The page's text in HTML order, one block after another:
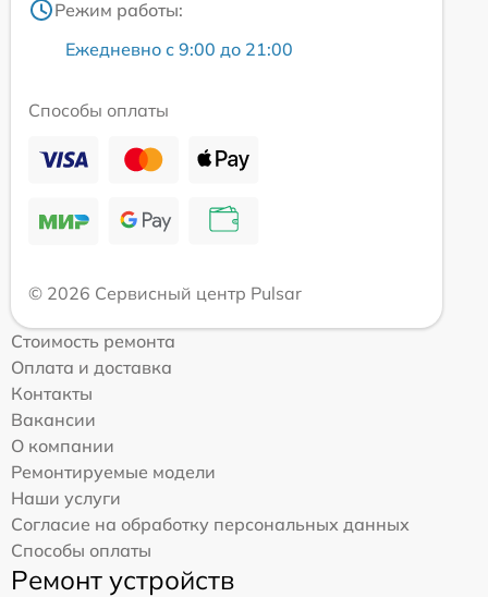
Режим работы:
Ежедневно с 9:00 до 21:00
Способы оплаты
© 2026 Сервисный центр Pulsar
Стоимость ремонта
Оплата и доставка
Контакты
Вакансии
О компании
Ремонтируемые модели
Наши услуги
Согласие на обработку персональных данных
Способы оплаты
Ремонт устройств